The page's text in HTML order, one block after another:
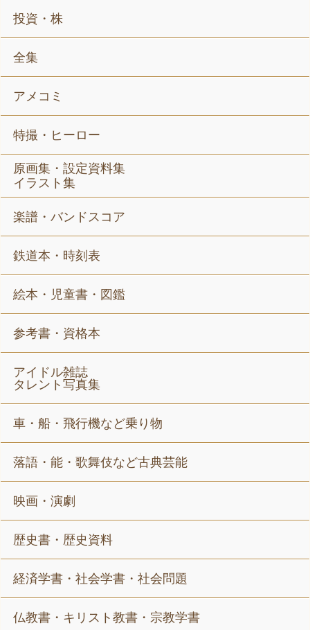
投資・株
全集
アメコミ
特撮・ヒーロー
原画集・設定資料集
イラスト集
楽譜・バンドスコア
鉄道本・時刻表
絵本・児童書・図鑑
参考書・資格本
アイドル雑誌
タレント写真集
車・船・飛行機など乗り物
落語・能・歌舞伎など古典芸能
映画・演劇
歴史書・歴史資料
経済学書・社会学書・社会問題
仏教書・キリスト教書・宗教学書